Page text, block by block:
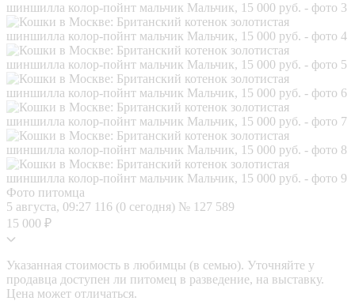
Фото питомца
5 августа, 09:27 116 (0 сегодня) № 127 589
15 000 ₽
Указанная стоимость в любимцы (в семью). Уточняйте у
продавца доступен ли питомец в разведение, на выставку.
Цена может отличаться.